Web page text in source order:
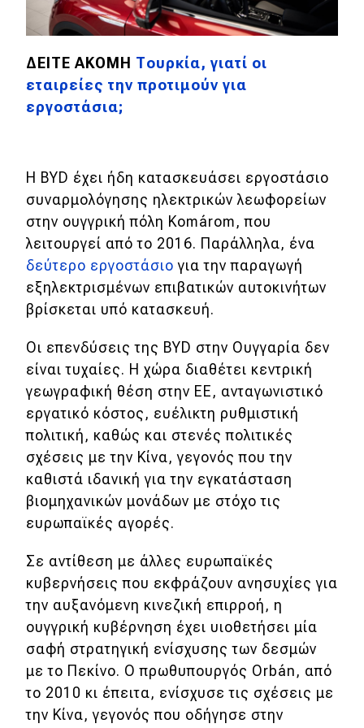
MOTO
Μεταχειρισμένο
Οδηγός αγοράς
Χρηστικά
Συμβουλές
ΚΤΕΟ
Οδική βοήθεια
eDRIVE
DRIVE USED
ΔΕΙΤΕ ΑΚΟΜΗ Τουρκία, γιατί οι
εταιρείες την προτιμούν για
εργοστάσια;
Η BYD έχει ήδη κατασκευάσει εργοστάσιο
συναρμολόγησης ηλεκτρικών λεωφορείων
στην ουγγρική πόλη Komárom, που
λειτουργεί από το 2016. Παράλληλα, ένα
δεύτερο εργοστάσιο για την παραγωγή
εξηλεκτρισμένων επιβατικών αυτοκινήτων
βρίσκεται υπό κατασκευή.
Οι επενδύσεις της BYD στην Ουγγαρία δεν
είναι τυχαίες. Η χώρα διαθέτει κεντρική
γεωγραφική θέση στην ΕΕ, ανταγωνιστικό
εργατικό κόστος, ευέλικτη ρυθμιστική
πολιτική, καθώς και στενές πολιτικές
σχέσεις με την Κίνα, γεγονός που την
καθιστά ιδανική για την εγκατάσταση
βιομηχανικών μονάδων με στόχο τις
ευρωπαϊκές αγορές.
Σε αντίθεση με άλλες ευρωπαϊκές
κυβερνήσεις που εκφράζουν ανησυχίες για
την αυξανόμενη κινεζική επιρροή, η
ουγγρική κυβέρνηση έχει υιοθετήσει μία
σαφή στρατηγική ενίσχυσης των δεσμών
με το Πεκίνο. Ο πρωθυπουργός Orbán, από
το 2010 κι έπειτα, ενίσχυσε τις σχέσεις με
την Κίνα, γεγονός που οδήγησε στην